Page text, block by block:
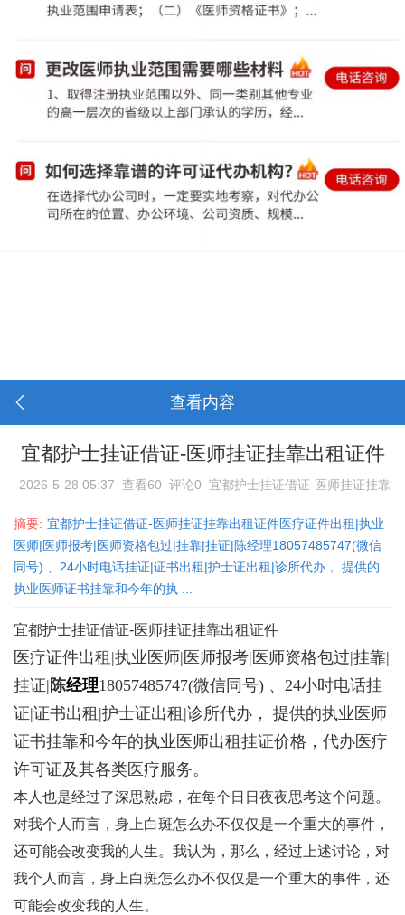
查看内容
宜都护士挂证借证-医师挂证挂靠出租证件
2026-5-28 05:37 查看60 评论0
宜都护士挂证借证-医师挂证挂靠
摘要: 宜都护士挂证借证-医师挂证挂靠出租证件医疗证件出租|执业
医师|医师报考|医师资格包过|挂靠|挂证|陈经理18057485747(微信
同号) 、24小时电话挂证|证书出租|护士证出租|诊所代办， 提供的
执业医师证书挂靠和今年的执 ...
宜都护士挂证借证-医师挂证挂靠出租证件
医疗证件出租|执业医师|医师报考|医师资格包过|挂靠|
挂证| 陈经理18057485747(微信同号) 、24小时电话挂
证|证书出租|护士证出租|诊所代办， 提供的执业医师
证书挂靠和今年的执业医师出租挂证价格，代办医疗
许可证及其各类医疗服务。
本人也是经过了深思熟虑，在每个日日夜夜思考这个问题。
对我个人而言，身上白斑怎么办不仅仅是一个重大的事件，
还可能会改变我的人生。我认为，那么，经过上述讨论，对
我个人而言，身上白斑怎么办不仅仅是一个重大的事件，还
可能会改变我的人生。